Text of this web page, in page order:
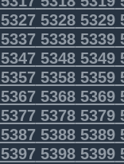
53285329
53385339
53485349
53585359
53685369
53785379
53885389
53985399